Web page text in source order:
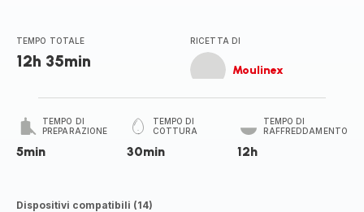
TEMPO TOTALE
12h 35min
RICETTA DI
Moulinex
TEMPO DI
PREPARAZIONE
5min
TEMPO DI
COTTURA
30min
TEMPO DI
RAFFREDDAMENTO
12h
Dispositivi compatibili (14)